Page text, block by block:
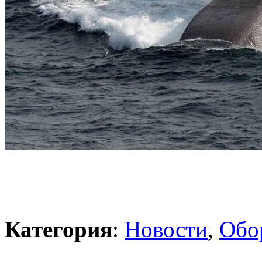
Категория: Новости,